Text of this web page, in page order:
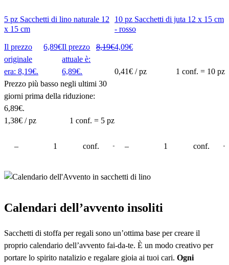
5 pz Sacchetti di lino naturale 12
x 15 cm
8,19€
Il prezzo
originale
era: 8,19€.
6,89€Il prezzo
attuale è:
6,89€.
Prezzo più basso negli ultimi 30
giorni prima della riduzione:
6,89€.
1,38€ / pz 1 conf. = 5 pz
– conf. +
10 pz Sacchetti di juta 12 x 15 cm
- rosso
4,09€
0,41€ / pz 1 conf. = 10 pz
– conf. +
Calendari dell’avvento insoliti
Sacchetti di stoffa per regali sono un’ottima base per creare il
proprio calendario dell’avvento fai-da-te. È un modo creativo per
portare lo spirito natalizio e regalare gioia ai tuoi cari. Ogni